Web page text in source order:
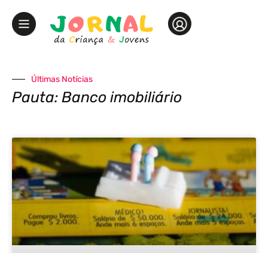
Últimas Notícias
Pauta: Banco imobiliário